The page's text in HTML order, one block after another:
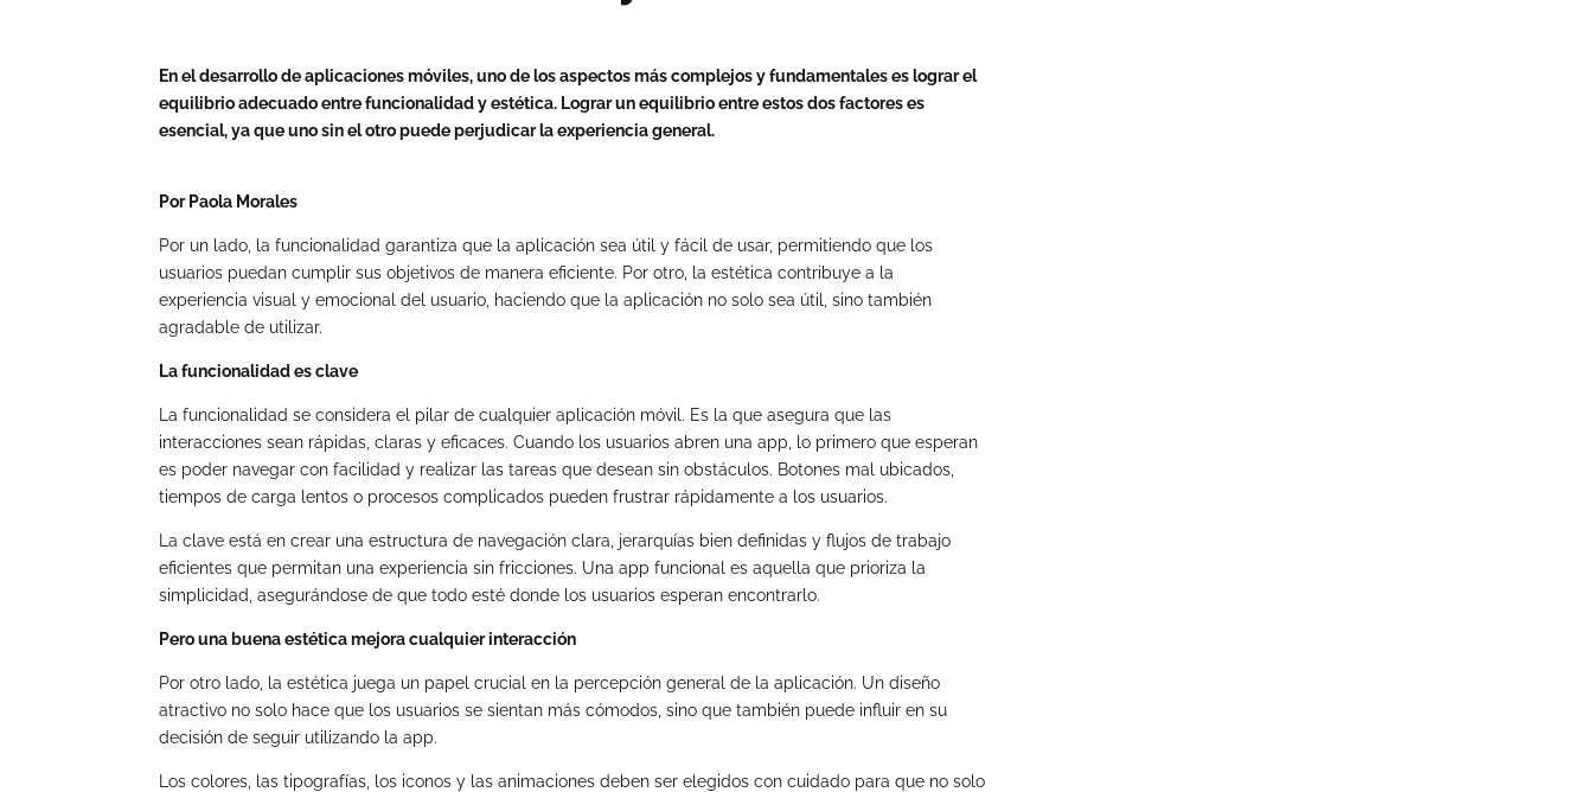
En el desarrollo de aplicaciones móviles, uno de los aspectos más complejos y fundamentales es lograr el
equilibrio adecuado entre funcionalidad y estética. Lograr un equilibrio entre estos dos factores es
esencial, ya que uno sin el otro puede perjudicar la experiencia general.
Por Paola Morales
Por un lado, la funcionalidad garantiza que la aplicación sea útil y fácil de usar, permitiendo que los
usuarios puedan cumplir sus objetivos de manera eficiente. Por otro, la estética contribuye a la
experiencia visual y emocional del usuario, haciendo que la aplicación no solo sea útil, sino también
agradable de utilizar.
La funcionalidad es clave
La funcionalidad se considera el pilar de cualquier aplicación móvil. Es la que asegura que las
interacciones sean rápidas, claras y eficaces. Cuando los usuarios abren una app, lo primero que esperan
es poder navegar con facilidad y realizar las tareas que desean sin obstáculos. Botones mal ubicados,
tiempos de carga lentos o procesos complicados pueden frustrar rápidamente a los usuarios.
La clave está en crear una estructura de navegación clara, jerarquías bien definidas y flujos de trabajo
eficientes que permitan una experiencia sin fricciones. Una app funcional es aquella que prioriza la
simplicidad, asegurándose de que todo esté donde los usuarios esperan encontrarlo.
Pero una buena estética mejora cualquier interacción
Por otro lado, la estética juega un papel crucial en la percepción general de la aplicación. Un diseño
atractivo no solo hace que los usuarios se sientan más cómodos, sino que también puede influir en su
decisión de seguir utilizando la app.
Los colores, las tipografías, los iconos y las animaciones deben ser elegidos con cuidado para que no solo